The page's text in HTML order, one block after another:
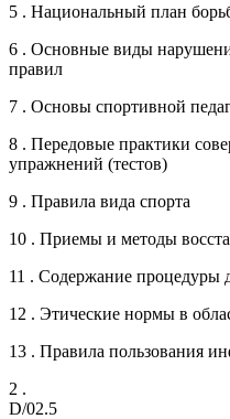
5 . Национальный план
6 . Основные виды
правил
7 . Основы спортивной
8 . Передовые практики
упражнений (тестов)
9 . Правила вида спорта
10 . Приемы и методы
11 . Содержание процедуры
12 . Этические нормы в
13 . Правила пользования
2 .
D/02.5